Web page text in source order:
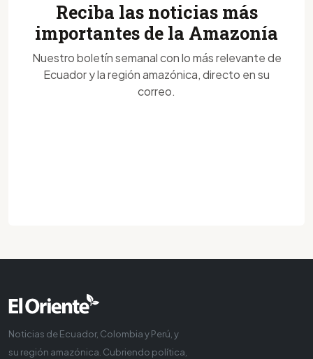
Reciba las noticias más
importantes de la Amazonía
Nuestro boletín semanal con lo más relevante de
Ecuador y la región amazónica, directo en su
correo.
Noticias de Ecuador, Colombia y Perú, y
su región amazónica. Cubriendo política,